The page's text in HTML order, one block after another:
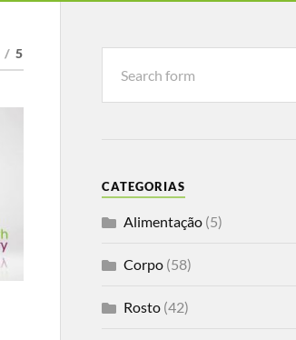
/ 5
CATEGORIAS
Alimentação(5)
Corpo(58)
Rosto(42)